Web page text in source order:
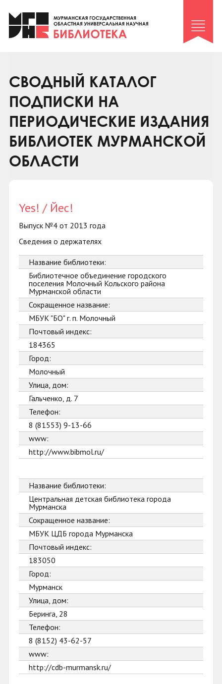
Клуб «Гиря и сельдерей»
Клуб «Семейный архив»
Коллегам
Контакты
СВОДНЫЙ КАТАЛОГ
ПОДПИСКИ НА
ПЕРИОДИЧЕСКИЕ ИЗДАНИЯ
БИБЛИОТЕК МУРМАНСКОЙ
ОБЛАСТИ
Yes! / Йес!
Выпуск №4 от 2013 года
Сведения о держателях
Название библиотеки:
Библиотечное объединение городского
поселения Молочный Кольского района
Мурманской области
Сокращенное название:
МБУК "БО" г. п. Молочный
Почтовый индекс:
184365
Город:
Молочный
Улица, дом:
Гальченко, д. 7
Телефон:
8 (81553) 9-13-66
www:
http://www.bibmol.ru/
Название библиотеки:
Центральная детская библиотека города
Мурманска
Сокращенное название:
МБУК ЦДБ города Мурманска
Почтовый индекс:
183050
Город:
Мурманск
Улица, дом:
Беринга, 28
Телефон:
8 (8152) 43-62-57
www:
http://cdb-murmansk.ru/